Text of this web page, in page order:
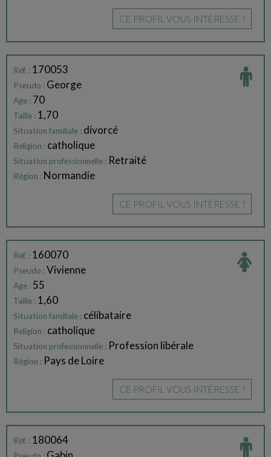
CE PROFIL VOUS INTÉRESSE ?
Réf. : 170053
Pseudo : George
Age : 70
Taille : 1,70
Situation familiale : divorcé
Religion : catholique
Situation professionnelle : Retraité
Région : Normandie
CE PROFIL VOUS INTÉRESSE ?
Réf. : 160070
Pseudo :Vivienne
Age : 55
Taille : 1,60
Situation familiale : célibataire
Religion : catholique
Situation professionnelle : Profession libérale
Région : Pays de Loire
CE PROFIL VOUS INTÉRESSE ?
Réf. : 180064